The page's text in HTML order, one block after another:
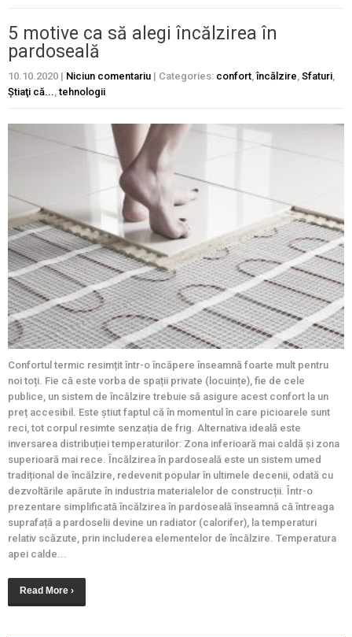
5 motive ca să alegi încălzirea în
pardoseală
10.10.2020 | Niciun comentariu | Categories: confort,încălzire, Sfaturi,
Ştiaţi că...,tehnologii
Confortul termic resimțit într-o încăpere înseamnă foarte mult pentru
noi toți. Fie că este vorba de spații private (locuințe), fie de cele
publice, un sistem de încălzire trebuie să asigure acest confort la un
preț accesibil. Este știut faptul că în momentul în care picioarele sunt
reci, tot corpul resimte senzația de frig. Alternativa ideală este
inversarea distribuției temperaturilor: Zona inferioară mai caldă și zona
superioară mai rece. Încălzirea în pardoseală este un sistem umed
tradițional de încălzire, redevenit popular în ultimele decenii, odată cu
dezvoltările apărute în industria materialelor de construcții. Într-o
prezentare simplificată încălzirea în pardoseală înseamnă că întreaga
suprafață a pardoselii devine un radiator (calorifer), la temperaturi
relativ scăzute, prin includerea elementelor de încălzire. Temperatura
apei calde...
Read More ›